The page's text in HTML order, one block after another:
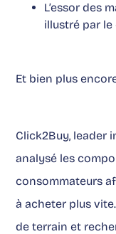
L’essor des
illustré par le
Et bien plus
Click2Buy, leader
analysé les
consommateurs
à acheter plus
de terrain et